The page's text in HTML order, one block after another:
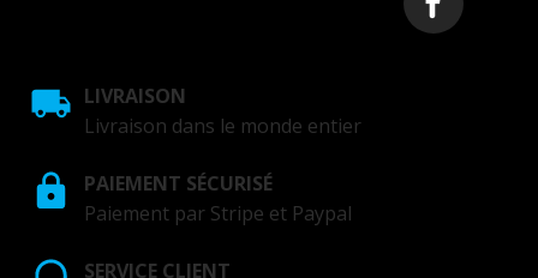
LIVRAISON
Livraison dans le monde entier
PAIEMENT SÉCURISÉ
Paiement par Stripe et Paypal
SERVICE CLIENT